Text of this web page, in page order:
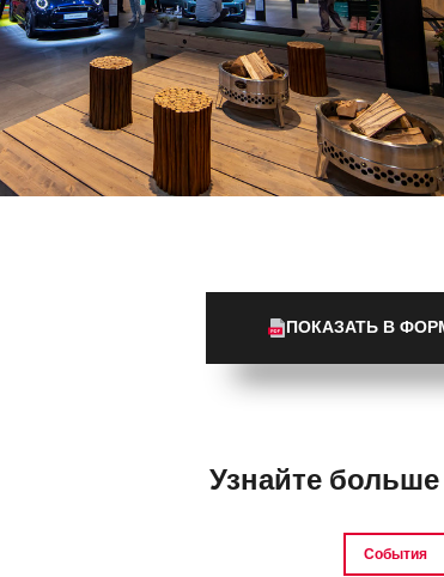
ПОКАЗАТЬ В
Узнайте
События